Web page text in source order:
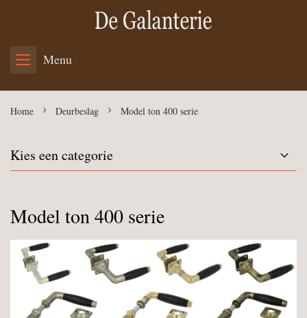
Menu
Home Deurbeslag Model ton 400 serie
Kies een categorie
Model ton 400 serie